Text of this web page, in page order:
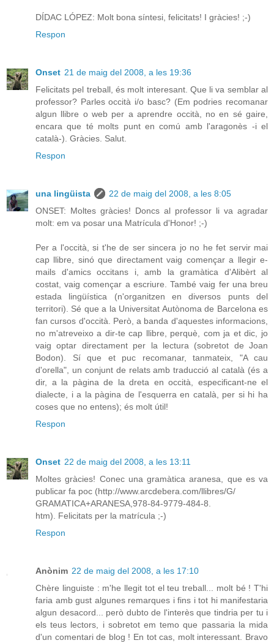
DÍDAC LÓPEZ: Molt bona síntesi, felicitats! I gràcies! ;-)
Respon
Onset 21 de maig del 2008, a les 19:36
Felicitats pel treball, és molt interesant. Que li va semblar al
professor? Parles occità i/o basc? (Em podries recomanar
algun llibre o web per a aprendre occità, no en sé gaire,
encara que té molts punt en comú amb l'aragonès -i el
català-). Gràcies. Salut.
Respon
una lingüista
22 de maig del 2008, a les 8:05
ONSET: Moltes gràcies! Doncs al professor li va agradar
molt: em va posar una Matrícula d'Honor! ;-)
Per a l'occità, si t'he de ser sincera jo no he fet servir mai
cap llibre, sinó que directament vaig començar a llegir e-
mails d'amics occitans i, amb la gramàtica d'Alibèrt al
costat, vaig començar a escriure. També vaig fer una breu
estada lingüística (n'organitzen en diversos punts del
territori). Sé que a la Universitat Autònoma de Barcelona es
fan cursos d'occità. Però, a banda d'aquestes informacions,
no m'atreveixo a dir-te cap llibre, perquè, com ja et dic, jo
vaig optar directament per la lectura (sobretot de Joan
Bodon). Sí que et puc recomanar, tanmateix, "A cau
d'orella", un conjunt de relats amb traducció al català (és a
dir, a la pàgina de la dreta en occità, especificant-ne el
dialecte, i a la pàgina de l'esquerra en català, per si hi ha
coses que no entens); és molt útil!
Respon
Onset 22 de maig del 2008, a les 13:11
Moltes gràcies! Conec una gramàtica aranesa, que es va
publicar fa poc (http://www.arcdebera.com/llibres/G/
GRAMATICA+ARANESA,978-84-9779-484-8.
htm). Felicitats per la matrícula ;-)
Respon
Anònim 22 de maig del 2008, a les 17:10
Chère linguiste : m'he llegit tot el teu treball... molt bé ! T'hi
faria amb gust algunes remarques i fins i tot hi manifestaria
algun desacord... però dubto de l'interès que tindria per tu i
els teus lectors, i sobretot em temo que passaria la mida
d'un comentari de blog ! En tot cas, molt interessant. Bravo